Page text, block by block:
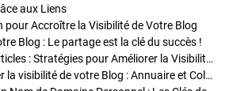
aux Liens
pour Accroître la Visibilité de Votre Blog
Blog : Le partage est la clé du succès !
Optimisation SEO des Articles : Stratégies pour Améliorer la Visibilité de Votre Blog
Stratégies pour améliorer la visibilité de votre Blog : Annuaire et Collaborations